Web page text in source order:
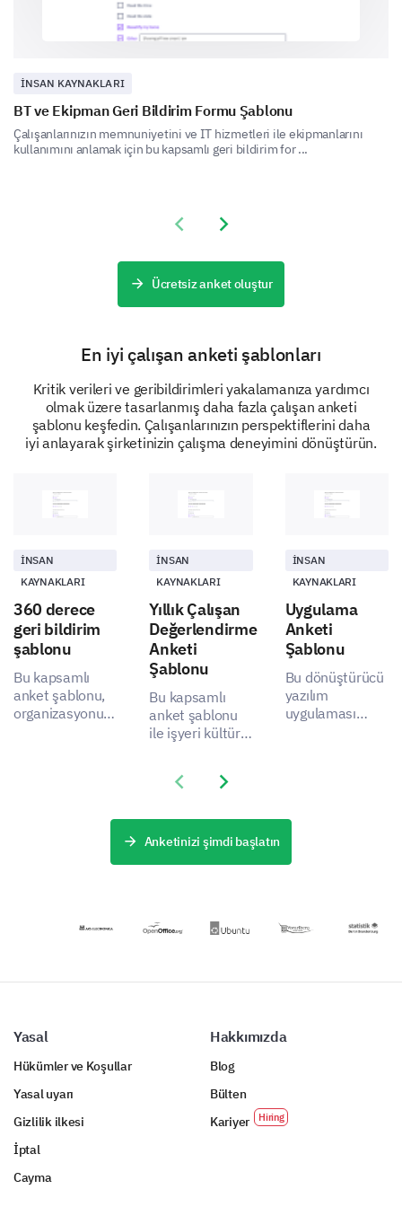
Eğitim seansları
Oryantasyon sürecindeki destek bakımından
neyin iyileştirilebileceğini düşünüyorsunuz?
Oryantasyon Deneyiminizi Tamamlama
geçtiğini öğrenmek istiyoruz.
Oryantasyon deneyiminize dayanarak,
şirketimizi bir arkadaşınıza çalışmak için iyi bir
yer olarak tavsiye eder misiniz?
Evet Belki
Oryantasyon süreciyle ilgili diğer öneri veya
geri bildirimlerinizi sağlayın.
İNSAN KAYNAKLARI
BT ve Ekipman Geri Bildirim Formu Şablonu
Çalışanlarınızın memnuniyetini ve IT hizmetleri ile ekipmanlarını
kullanımını anlamak için bu kapsamlı geri bildirim for ...
Previous slide
Next slide
Ücretsiz anket oluştur
En iyi çalışan anketi şablonları
Kritik verileri ve geribildirimleri yakalamanıza yardımcı
olmak üzere tasarlanmış daha fazla çalışan anketi
şablonu keşfedin. Çalışanlarınızın perspektiflerini daha
iyi anlayarak şirketinizin çalışma deneyimini dönüştürün.
İNSAN
KAYNAKLARI
360 derece
geri bildirim
şablonu
Bu kapsamlı
anket şablonu,
organizasyonunuzda
İNSAN
KAYNAKLARI
Yıllık Çalışan
Değerlendirme
Anketi
Şablonu
Bu kapsamlı
anket şablonu
ile işyeri kültürü
iyileşme
İNSAN
KAYNAKLARI
Uygulama
Anketi
Şablonu
Bu dönüştürücü
yazılım
uygulaması
açığa çıkararak
Previous slide
Next slide
Anketinizi şimdi başlatın
Yasal
Hükümler ve Koşullar
Yasal uyarı
Gizlilik ilkesi
İptal
Cayma
Hakkımızda
Blog
Bülten
Kariyer